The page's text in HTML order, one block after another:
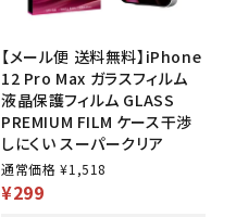
【メール便 送料無料】iPhone
12 Pro Max ガラスフィルム
液晶保護フィルム GLASS
PREMIUM FILM ケース干渉
しにくい スーパークリア
通常価格 ¥1,518
¥299